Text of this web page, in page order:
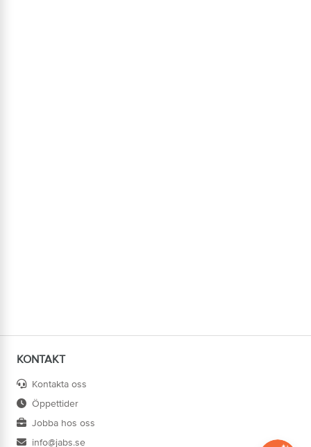
KONTAKT
Kontakta oss
Öppettider
Jobba hos oss
info@jabs.se